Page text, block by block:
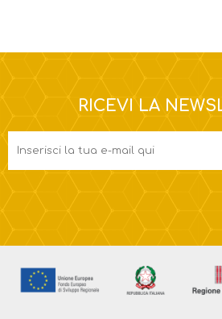
RICEVI LA